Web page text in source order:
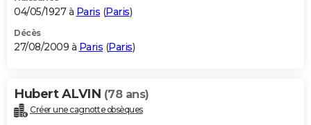
04/05/1927 à Paris (Paris)
Décès
27/08/2009 à Paris (Paris)
Hubert ALVIN (78 ans)
Créer une cagnotte obsèques